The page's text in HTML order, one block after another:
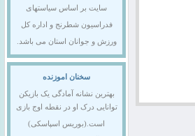
سایت بر اساس سیاستهای
فدراسیون شطرنج و اداره کل
ورزش و جوانان استان می باشد.
سخنان اموزنده
بهترین نشانه آمادگی یک بازیکن
توانایی درک او در نقطه اوج بازی
است.(بوریس اسپاسکی)